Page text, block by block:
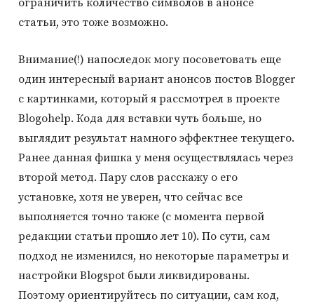
статьи, это тоже возможно.
Внимание(!) напоследок могу посоветовать еще
один интересный вариант анонсов постов Blogger
с картинками, который я рассмотрел в проекте
Blogohelp. Кода для вставки чуть больше, но
выглядит результат намного эффектнее текущего.
Ранее данная фишка у меня осуществлялась через
второй метод. Пару слов расскажу о его
установке, хотя не уверен, что сейчас все
выполняется точно также (с момента первой
редакции статьи прошло лет 10). По сути, сам
подход не изменился, но некоторые параметры и
настройки Blogspot были ликвидированы.
Поэтому ориентируйтесь по ситуации, сам код,